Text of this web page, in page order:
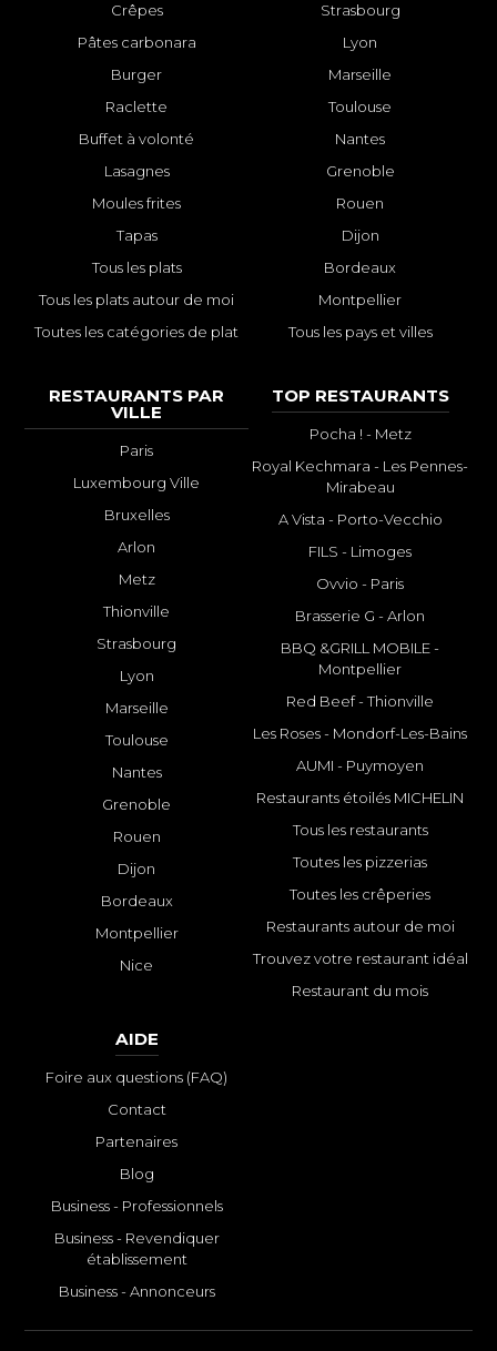
Crêpes
Pâtes carbonara
Burger
Raclette
Buffet à volonté
Lasagnes
Moules frites
Tapas
Tous les plats
Tous les plats autour de moi
Toutes les catégories de plat
Strasbourg
Lyon
Marseille
Toulouse
Nantes
Grenoble
Rouen
Dijon
Bordeaux
Montpellier
Tous les pays et villes
RESTAURANTS PAR
VILLE
Paris
Luxembourg Ville
Bruxelles
Arlon
Metz
Thionville
Strasbourg
Lyon
Marseille
Toulouse
Nantes
Grenoble
Rouen
Dijon
Bordeaux
Montpellier
Nice
TOP RESTAURANTS
Pocha ! - Metz
Royal Kechmara - Les Pennes-
Mirabeau
A Vista - Porto-Vecchio
FILS - Limoges
Ovvio - Paris
Brasserie G - Arlon
BBQ &GRILL MOBILE -
Montpellier
Red Beef - Thionville
Les Roses - Mondorf-Les-Bains
AUMI - Puymoyen
Restaurants étoilés MICHELIN
Tous les restaurants
Toutes les pizzerias
Toutes les crêperies
Restaurants autour de moi
Trouvez votre restaurant idéal
Restaurant du mois
AIDE
Foire aux questions (FAQ)
Contact
Partenaires
Blog
Business - Professionnels
Business - Revendiquer
établissement
Business - Annonceurs